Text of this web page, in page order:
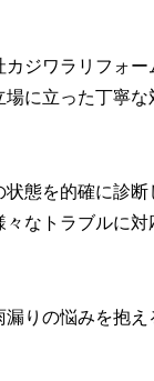
ジワラリフォ
に立った丁寧
態を的確に診
なトラブルに
りの悩みを抱